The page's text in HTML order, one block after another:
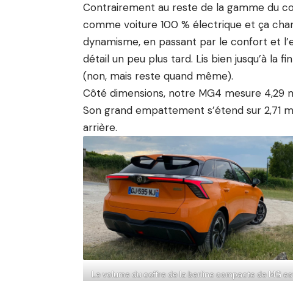
Contrairement au reste de la gamme du
comme voiture 100 % électrique et ça
dynamisme, en passant par le confort et
détail un peu plus tard. Lis bien jusqu’à la
(non, mais reste quand même).
Côté dimensions, notre MG4 mesure 4,29
Son grand empattement s’étend sur 2,71
arrière.
Le volume du coffre de la berline compacte de MG